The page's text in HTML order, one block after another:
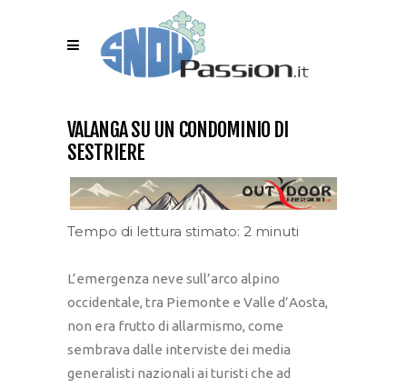
VALANGA SU UN CONDOMINIO DI
SESTRIERE
Tempo di lettura stimato: 2 minuti
L’emergenza neve sull’arco alpino
occidentale, tra Piemonte e Valle d’Aosta,
non era frutto di allarmismo, come
sembrava dalle interviste dei media
generalisti nazionali ai turisti che ad